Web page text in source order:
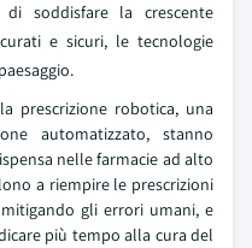
soddisfare la crescente
e sicuri, le tecnologie
prescrizione robotica, una
automatizzato, stanno
nelle farmacie ad alto
a riempire le prescrizioni
gli errori umani, e
più tempo alla cura del